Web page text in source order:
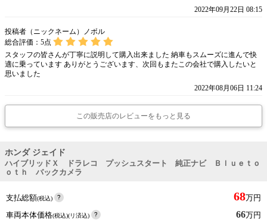
2022年09月22日 08:15
投稿者（ニックネーム）ノボル
総合評価： 5点
スタッフの皆さんが丁寧に説明して購入出来ました 納車もスムーズに進んで快
適に乗っています ありがとうございます、次回もまたこの会社で購入したいと
思いました
2022年08月06日 11:24
この販売店のレビューをもっと見る
ホンダ ジェイド
ハイブリッドＸ ドラレコ プッシュスタート 純正ナビ Ｂｌｕｅｔｏ
ｏｔｈ バックカメラ
支払総額(税込) 68万円
車両本体価格(税込)(リ済込) 66万円